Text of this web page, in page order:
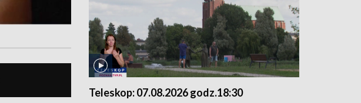
Teleskop: 07.08.2026 godz.18:30